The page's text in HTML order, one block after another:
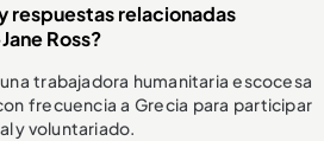
respuestas relacionadas
Ross?
trabajadora humanitaria escocesa
frecuencia a Grecia para participar
y voluntariado.